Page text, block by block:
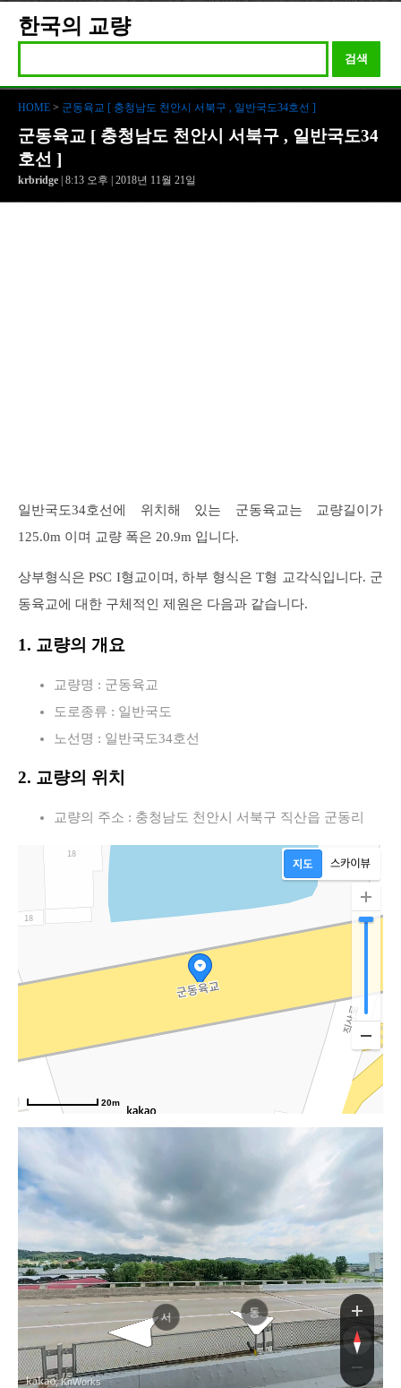
한국의 교량
검색
HOME > 군동육교 [ 충청남도 천안시 서북구 , 일반국도34호선 ]
군동육교 [ 충청남도 천안시 서북구 , 일반국도34
호선 ]
krbridge | 8:13 오후 | 2018년 11월 21일
일반국도34호선에 위치해 있는 군동육교는 교량길이가
125.0m 이며 교량 폭은 20.9m 입니다.
상부형식은 PSC I형교이며, 하부 형식은 T형 교각식입니다. 군
동육교에 대한 구체적인 제원은 다음과 같습니다.
1. 교량의 개요
교량명 : 군동육교
도로종류 : 일반국도
노선명 : 일반국도34호선
2. 교량의 위치
교량의 주소 : 충청남도 천안시 서북구 직산읍 군동리
20m
로
로
서 동
, KnWorks